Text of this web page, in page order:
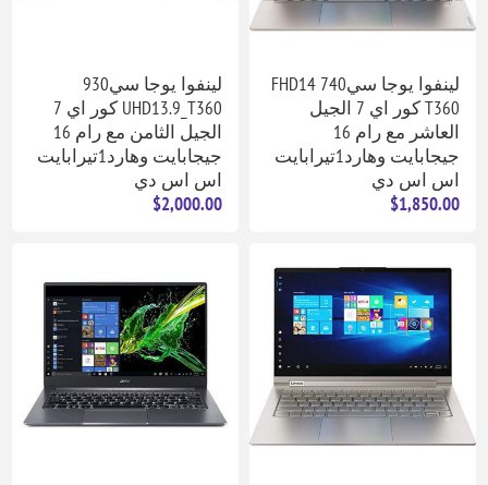
لينفوا يوجا سي740 FHD14
T360 كور اي 7 الجيل
العاشر مع رام 16
جيجابايت وهارد1تيرابايت
اس اس دي
$1,850.00
لينفوا يوجا سي930
UHD13.9_T360 كور اي 7
الجيل الثامن مع رام 16
جيجابايت وهارد1تيرابايت
اس اس دي
$2,000.00